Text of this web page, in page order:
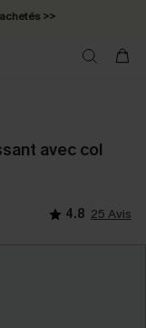
>>
avec col
4.8 25 Avis